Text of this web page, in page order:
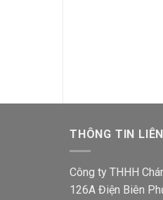
THÔNG TIN
Công ty THHH
126A Điện Biên